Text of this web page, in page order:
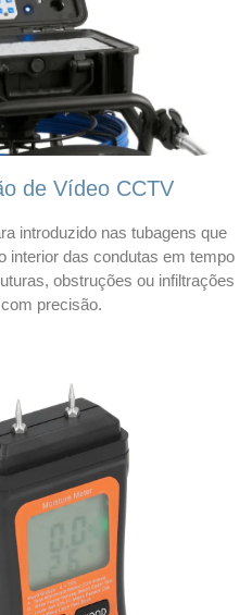
de Vídeo CCTV
introduzido nas tubagens que
interior das condutas em tempo
obstruções ou infiltrações
com precisão.